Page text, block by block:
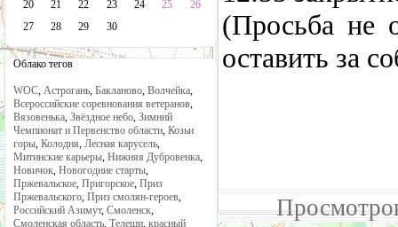
20
21 22 23 24 25
26
27
28 29 30
Облако тегов
WOC, Астрогань, Бакланово, Волчейка,
Всероссийские соревнования ветеранов,
Вязовенька, Звёздное небо, Зимний
Чемпионат и Первенство области, Козьи
горы, Колодня, Лесная карусель,
Митинские карьеры, Нижняя Дубровенка,
Новичок, Новогодние старты,
Пржевальское, Пригорское, Приз
Пржевальского, Приз смолян-героев,
Российский Азимут, Смоленск,
Смоленская область, Телеши, красный
(Просьба не
оставить за